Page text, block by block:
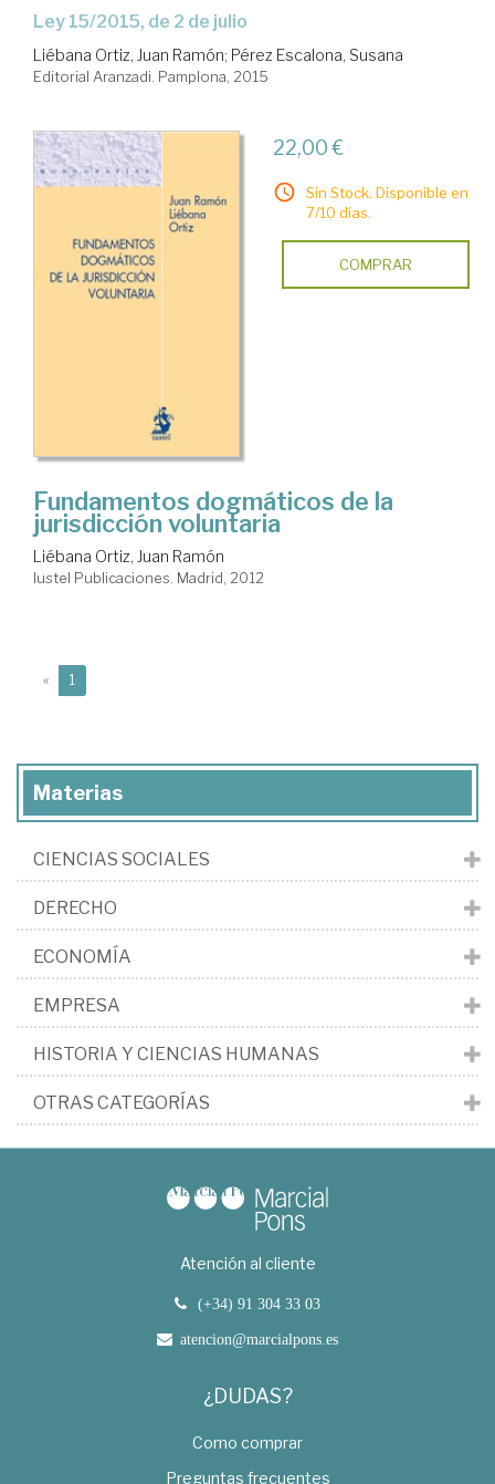
Ley 15/2015, de 2 de julio
Liébana Ortiz, Juan Ramón; Pérez Escalona, Susana
Editorial Aranzadi. Pamplona, 2015
22,00 €
Sin Stock. Disponible en
7/10 días.
COMPRAR
Fundamentos dogmáticos de la
jurisdicción voluntaria
Liébana Ortiz, Juan Ramón
Iustel Publicaciones. Madrid, 2012
« 1
Materias
CIENCIAS SOCIALES
DERECHO
ECONOMÍA
EMPRESA
HISTORIA Y CIENCIAS HUMANAS
OTRAS CATEGORÍAS
Atención al cliente
(+34) 91 304 33 03
atencion@marcialpons.es
¿DUDAS?
Como comprar
Preguntas frecuentes